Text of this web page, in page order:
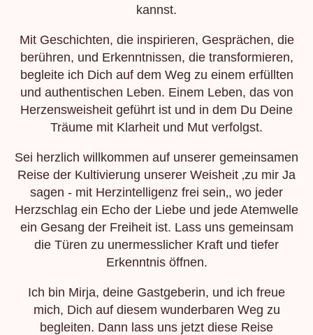
kannst.
Mit Geschichten, die inspirieren, Gesprächen, die
berühren, und Erkenntnissen, die transformieren,
begleite ich Dich auf dem Weg zu einem erfüllten
und authentischen Leben. Einem Leben, das von
Herzensweisheit geführt ist und in dem Du Deine
Träume mit Klarheit und Mut verfolgst.
Sei herzlich willkommen auf unserer gemeinsamen
Reise der Kultivierung unserer Weisheit ‚zu mir Ja
sagen - mit Herzintelligenz frei sein‚, wo jeder
Herzschlag ein Echo der Liebe und jede Atemwelle
ein Gesang der Freiheit ist. Lass uns gemeinsam
die Türen zu unermesslicher Kraft und tiefer
Erkenntnis öffnen.
Ich bin Mirja, deine Gastgeberin, und ich freue
mich, Dich auf diesem wunderbaren Weg zu
begleiten. Dann lass uns jetzt diese Reise